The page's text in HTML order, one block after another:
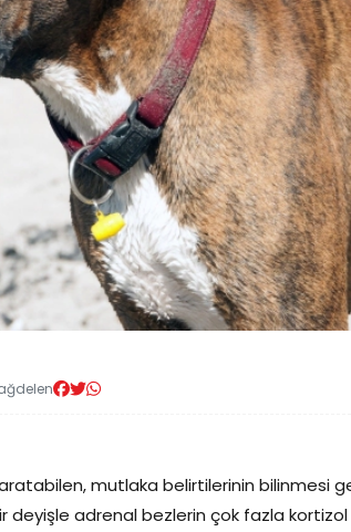
mutlaka belirtilerinin bilinmesi
deyişle adrenal bezlerin çok fazla